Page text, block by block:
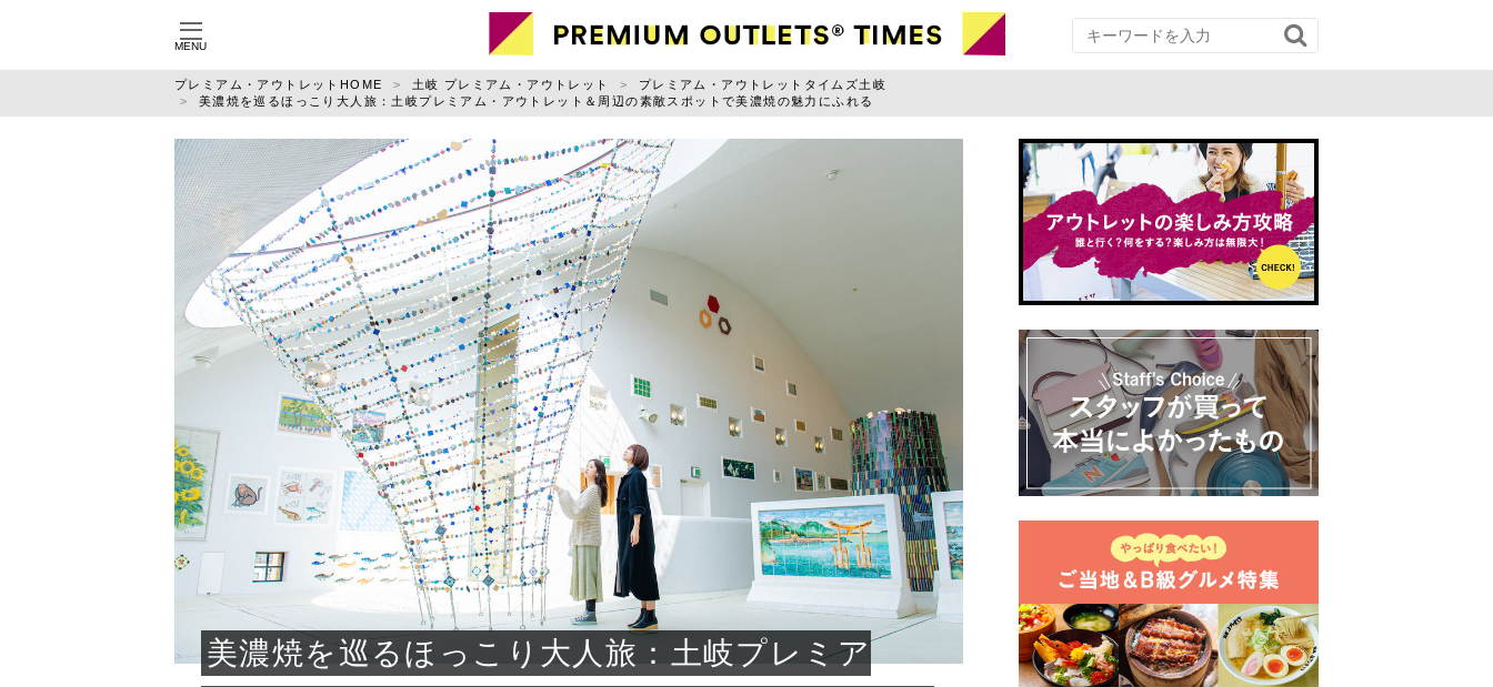
MENU
御殿場
ジャンル別に記事を探す
ファッション
小物
お出かけ
ライフスタイル
スポーツ・アウトドア
グルメ
ニュース
利用規約
プライバシーポリシー
お問い合わせ
プレミアム・アウトレットHOME 土岐 プレミアム・アウトレット
プレミアム・アウトレットタイムズ土岐
美濃焼を巡るほっこり大人旅：土岐プレミアム・アウトレット＆周辺の素敵スポットで美濃焼の魅力にふれる
美濃焼を巡るほっこり大人旅：土岐プレミア